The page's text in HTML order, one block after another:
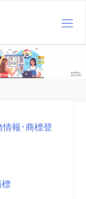
情報･商標登
標